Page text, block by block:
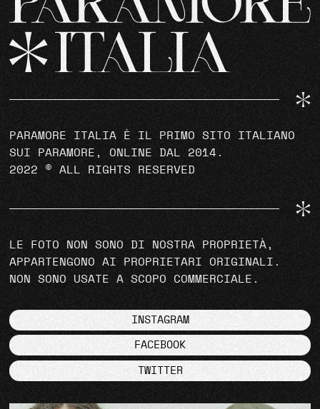
PARAMORE ITALIA È IL PRIMO SITO ITALIANO
SUI PARAMORE, ONLINE DAL 2014.
2022 © ALL RIGHTS RESERVED
LE FOTO NON SONO DI NOSTRA PROPRIETÀ,
APPARTENGONO AI PROPRIETARI ORIGINALI.
NON SONO USATE A SCOPO COMMERCIALE.
INSTAGRAM
FACEBOOK
TWITTER